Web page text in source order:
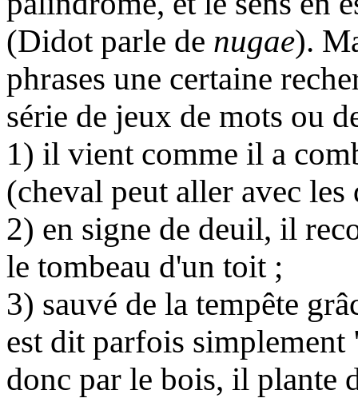
(Didot parle de nugae).
phrases une certaine
série de jeux de mots ou
1) il vient comme il a
(cheval peut aller avec les
2) en signe de deuil, il
le tombeau d'un toit ;
3) sauvé de la tempête
est dit parfois
donc par le bois, il plante